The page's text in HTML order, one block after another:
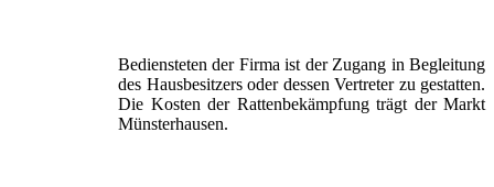
Bediensteten der Firma ist der Zugang in Begleitung
des Hausbesitzers oder dessen Vertreter zu gestatten.
Die Kosten der Rattenbekämpfung trägt der Markt
Münsterhausen.